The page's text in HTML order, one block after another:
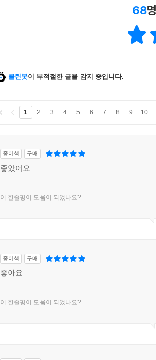
68
클린봇이 부적절한 글을 감지 중입니다.
1 2 3 4 5 6 7 8 9 10
종이책 구매
좋았어요
이 한줄평이 도움이 되었나요?
종이책 구매
좋아요
이 한줄평이 도움이 되었나요?